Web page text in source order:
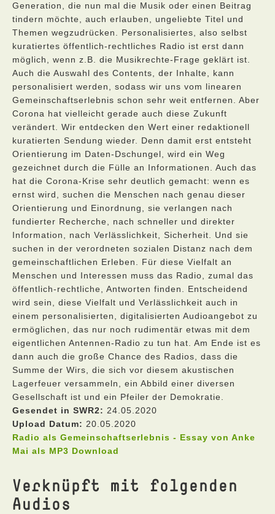
Generation, die nun mal die Musik oder einen Beitrag
tindern möchte, auch erlauben, ungeliebte Titel und
Themen wegzudrücken. Personalisiertes, also selbst
kuratiertes öffentlich-rechtliches Radio ist erst dann
möglich, wenn z.B. die Musikrechte-Frage geklärt ist.
Auch die Auswahl des Contents, der Inhalte, kann
personalisiert werden, sodass wir uns vom linearen
Gemeinschaftserlebnis schon sehr weit entfernen. Aber
Corona hat vielleicht gerade auch diese Zukunft
verändert. Wir entdecken den Wert einer redaktionell
kuratierten Sendung wieder. Denn damit erst entsteht
Orientierung im Daten-Dschungel, wird ein Weg
gezeichnet durch die Fülle an Informationen. Auch das
hat die Corona-Krise sehr deutlich gemacht: wenn es
ernst wird, suchen die Menschen nach genau dieser
Orientierung und Einordnung, sie verlangen nach
fundierter Recherche, nach schneller und direkter
Information, nach Verlässlichkeit, Sicherheit. Und sie
suchen in der verordneten sozialen Distanz nach dem
gemeinschaftlichen Erleben. Für diese Vielfalt an
Menschen und Interessen muss das Radio, zumal das
öffentlich-rechtliche, Antworten finden. Entscheidend
wird sein, diese Vielfalt und Verlässlichkeit auch in
einem personalisierten, digitalisierten Audioangebot zu
ermöglichen, das nur noch rudimentär etwas mit dem
eigentlichen Antennen-Radio zu tun hat. Am Ende ist es
dann auch die große Chance des Radios, dass die
Summe der Wirs, die sich vor diesem akustischen
Lagerfeuer versammeln, ein Abbild einer diversen
Gesellschaft ist und ein Pfeiler der Demokratie.
Gesendet in SWR2: 24.05.2020
Upload Datum: 20.05.2020
Radio als Gemeinschaftserlebnis - Essay von Anke
Mai als MP3 Download
Verknüpft mit folgenden
Audios